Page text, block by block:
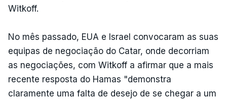
Witkoff.
No mês passado, EUA e Israel convocaram as suas
equipas de negociação do Catar, onde decorriam
as negociações, com Witkoff a afirmar que a mais
recente resposta do Hamas "demonstra
claramente uma falta de desejo de se chegar a um